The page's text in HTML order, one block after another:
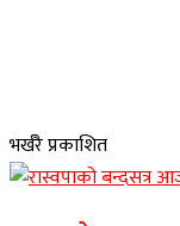
भर्खरै प्रकाशित